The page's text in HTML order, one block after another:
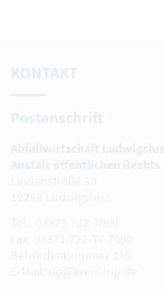
KONTAKT
Postanschrift
Abfallwirtschaft
Anstalt öffentlichen Rechts
Lindenstraße 30
19288 Ludwigslust
Tel: 03871 722-7000
Fax: 03871 722-77 7000
Behördennummer 115
E-Mail:alp@kreis-lup.de